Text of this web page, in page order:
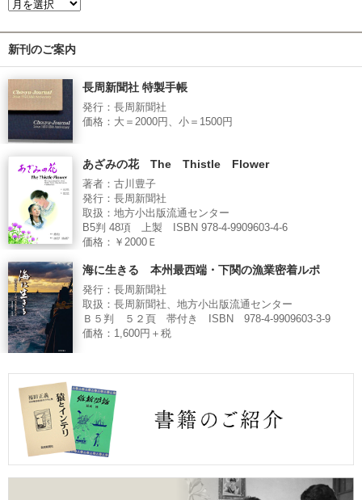
新刊のご案内
長周新聞社 特製手帳
発行：長周新聞社
価格：大＝2000円、小＝1500円
あざみの花 The Thistle Flower
著者：古川豊子
発行：長周新聞社
取扱：地方小出版流通センター
B5判 48項 上製 ISBN 978-4-9909603-4-6
価格：￥2000Ｅ
海に生きる 本州最西端・下関の漁業密着ルポ
発行：長周新聞社
取扱：長周新聞社、地方小出版流通センター
Ｂ５判 ５２頁 帯付き ISBN 978-4-9909603-3-9
価格：1,600円＋税